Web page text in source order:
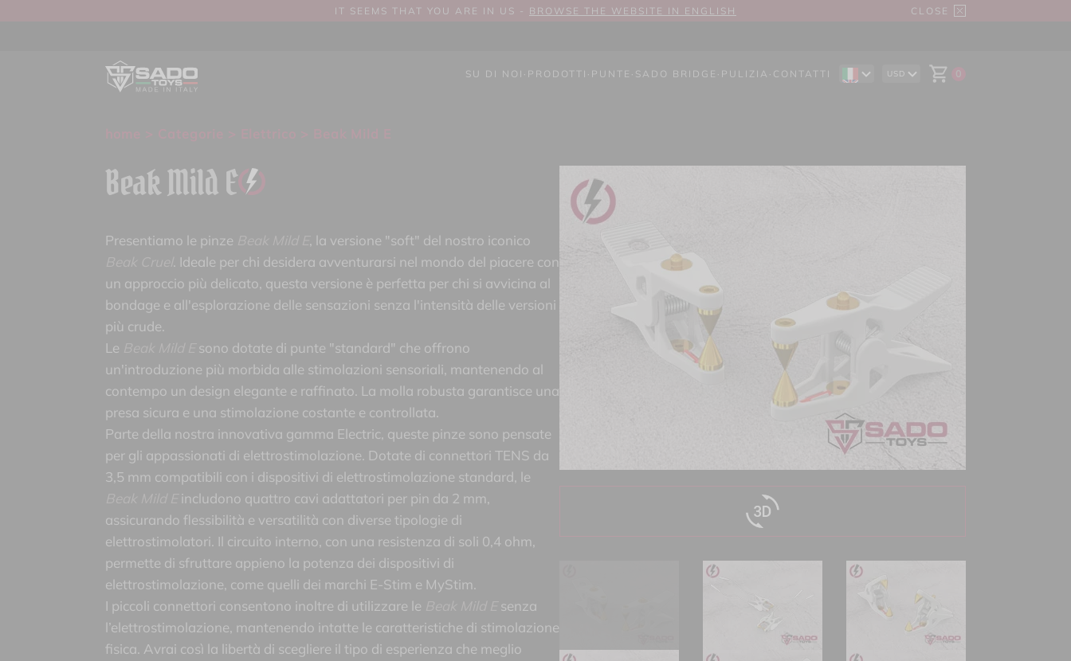
IT SEEMS THAT YOU ARE IN US - BROWSE THE WEBSITE IN ENGLISH CLOSE
SU DI NOI · PRODOTTI · PUNTE · SADO BRIDGE · PULIZIA · CONTATTI
USD
0
Beak Mild E
Presentiamo le pinze
, la versione "soft" del nostro iconico
. Ideale per chi desidera avventurarsi nel mondo del piacere con
un approccio più delicato, questa versione è perfetta per chi si avvicina al
bondage e all'esplorazione delle sensazioni senza l'intensità delle versioni
più crude.
Le
sono dotate di punte "standard" che offrono
un'introduzione più morbida alle stimolazioni sensoriali, mantenendo al
contempo un design elegante e raffinato. La molla robusta garantisce una
presa sicura e una stimolazione costante e controllata.
Parte della nostra innovativa gamma Electric, queste pinze sono pensate
per gli appassionati di elettrostimolazione. Dotate di connettori TENS da
3,5 mm compatibili con i dispositivi di elettrostimolazione standard, le
includono quattro cavi adattatori per pin da 2 mm,
assicurando flessibilità e versatilità con diverse tipologie di
elettrostimolatori. Il circuito interno, con una resistenza di soli 0,4 ohm,
permette di sfruttare appieno la potenza dei dispositivi di
elettrostimolazione, come quelli dei marchi E-Stim e MyStim.
I piccoli connettori consentono inoltre di utilizzare le
senza
l’elettrostimolazione, mantenendo intatte le caratteristiche di stimolazione
fisica. Avrai così la libertà di scegliere il tipo di esperienza che meglio